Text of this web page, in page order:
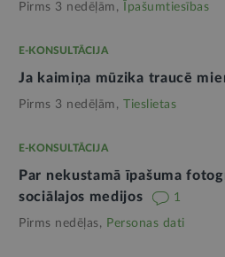
Pirms 3 nedēļām, Īpašumtiesības
E-KONSULTĀCIJA
Ja kaimiņa mūzika traucē
Pirms 3 nedēļām, Tieslietas
E-KONSULTĀCIJA
Par nekustamā īpašuma
sociālajos medijos
1
Pirms nedēļas, Personas dati